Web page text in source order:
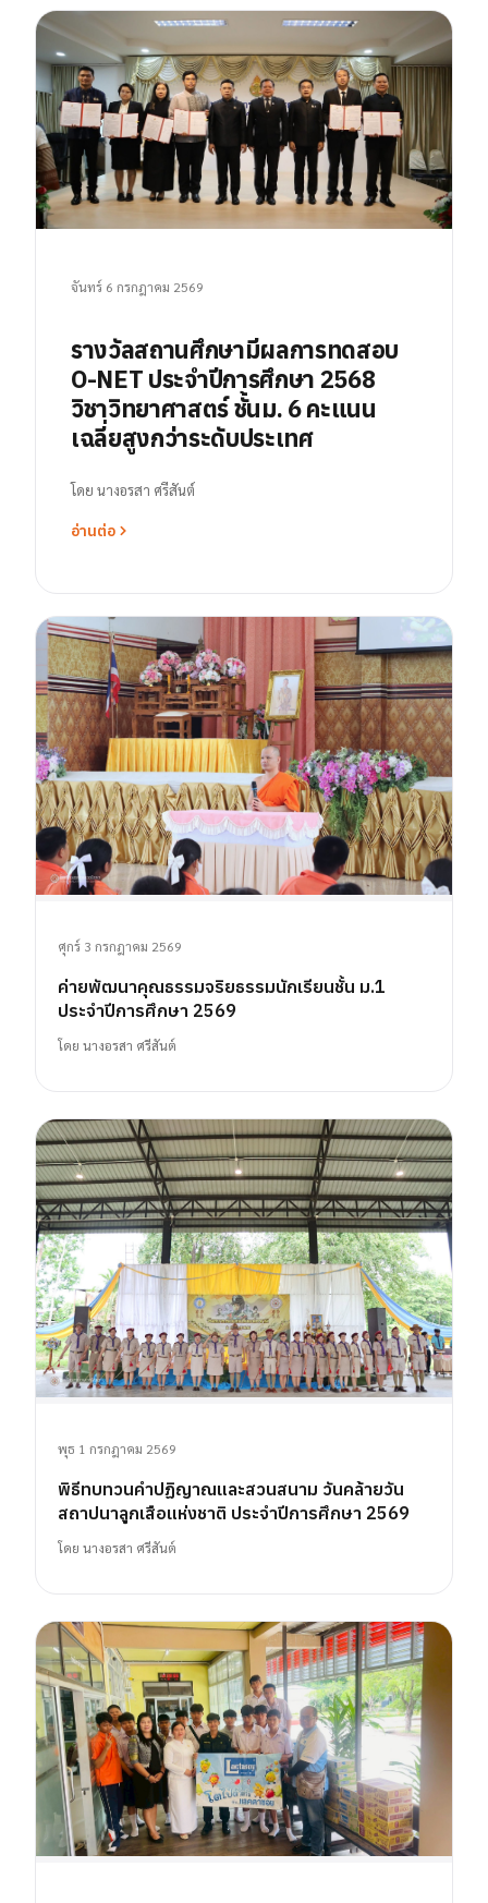
จันทร์ 6 กรกฎาคม 2569
รางวัลสถานศึกษามีผลการทดสอบ
O-NET ประจำปีการศึกษา 2568
วิชาวิทยาศาสตร์ ชั้นม. 6 คะแนน
เฉลี่ยสูงกว่าระดับประเทศ
โดย นางอรสา ศรีสันต์
อ่านต่อ
ศุกร์ 3 กรกฎาคม 2569
ค่ายพัฒนาคุณธรรมจริยธรรมนักเรียนชั้น ม.1
ประจำปีการศึกษา 2569
โดย นางอรสา ศรีสันต์
พุธ 1 กรกฎาคม 2569
พิธีทบทวนคำปฏิญาณและสวนสนาม วันคล้ายวัน
สถาปนาลูกเสือแห่งชาติ ประจำปีการศึกษา 2569
โดย นางอรสา ศรีสันต์